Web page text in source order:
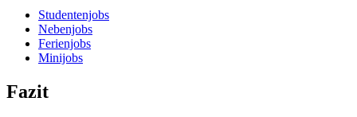
Studentenjobs
Nebenjobs
Ferienjobs
Minijobs
Fazit